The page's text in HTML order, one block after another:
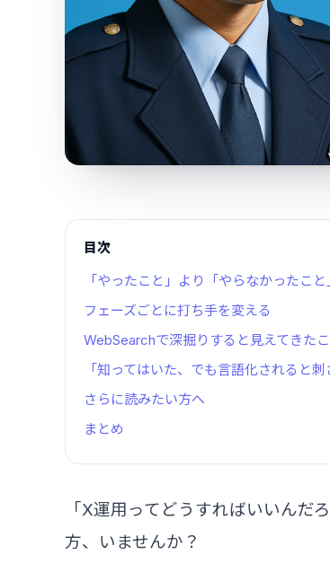
目次
「やったこと」より「やらなかったこ
フェーズごとに打ち手を変える
WebSearchで深掘りすると見えてきた
「知ってはいた、でも言語化されると
さらに読みたい方へ
まとめ
「X運用ってどうすればいいんだ
方、いませんか？